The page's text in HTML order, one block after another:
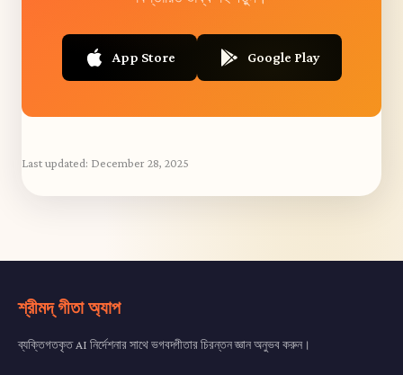
App Store Google Play
Last updated: December 28, 2025
শ্রীমদ্ গীতা অ্যাপ
ব্যক্তিগতকৃত AI নির্দেশনার সাথে ভগবদ্গীতার চিরন্তন জ্ঞান অনুভব করুন।